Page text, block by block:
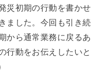
災初期の行動を書かせ
ました。今回も引き続
から通常業務に戻るあ
行動をお伝えしたいと